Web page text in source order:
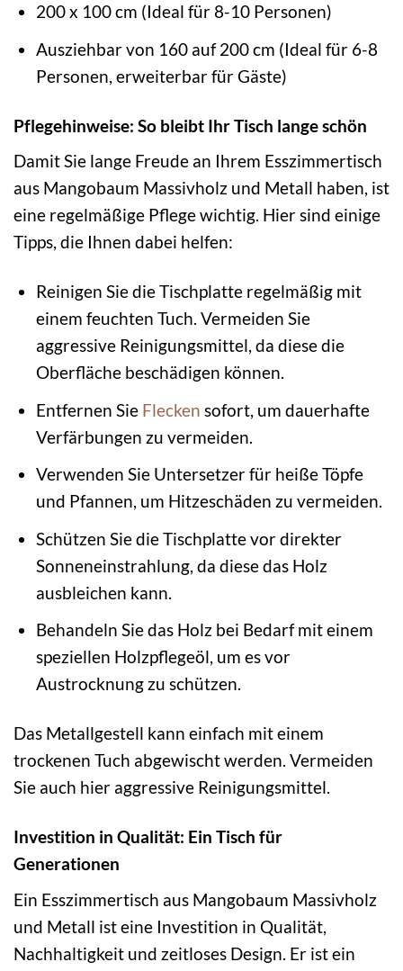
200 x 100 cm (Ideal für 8-10 Personen)
Ausziehbar von 160 auf 200 cm (Ideal für 6-8
Personen, erweiterbar für Gäste)
Pflegehinweise: So bleibt Ihr Tisch lange schön
Damit Sie lange Freude an Ihrem Esszimmertisch
aus Mangobaum Massivholz und Metall haben, ist
eine regelmäßige Pflege wichtig. Hier sind einige
Tipps, die Ihnen dabei helfen:
Reinigen Sie die Tischplatte regelmäßig mit
einem feuchten Tuch. Vermeiden Sie
aggressive Reinigungsmittel, da diese die
Oberfläche beschädigen können.
Entfernen Sie Flecken sofort, um dauerhafte
Verfärbungen zu vermeiden.
Verwenden Sie Untersetzer für heiße Töpfe
und Pfannen, um Hitzeschäden zu vermeiden.
Schützen Sie die Tischplatte vor direkter
Sonneneinstrahlung, da diese das Holz
ausbleichen kann.
Behandeln Sie das Holz bei Bedarf mit einem
speziellen Holzpflegeöl, um es vor
Austrocknung zu schützen.
Das Metallgestell kann einfach mit einem
trockenen Tuch abgewischt werden. Vermeiden
Sie auch hier aggressive Reinigungsmittel.
Investition in Qualität: Ein Tisch für
Generationen
Ein Esszimmertisch aus Mangobaum Massivholz
und Metall ist eine Investition in Qualität,
Nachhaltigkeit und zeitloses Design. Er ist ein